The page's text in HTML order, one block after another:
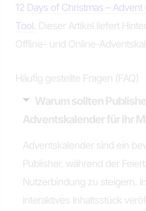
12 Days of Christmas –
Tool. Dieser Artikel liefert
Offline- und Online-
Häufig gestellte Fragen (FAQ)
Warum sollten
Adventskalender für ihr
Adventskalender sind ein
Publisher, während der
Nutzerbindung zu steigern.
interaktives Inhaltsstück